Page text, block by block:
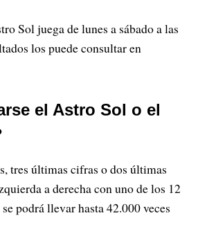
Sol juega de lunes a sábado a las
los puede consultar en
el Astro Sol o el
tres últimas cifras o dos últimas
a derecha con uno de los 12
podrá llevar hasta 42.000 veces